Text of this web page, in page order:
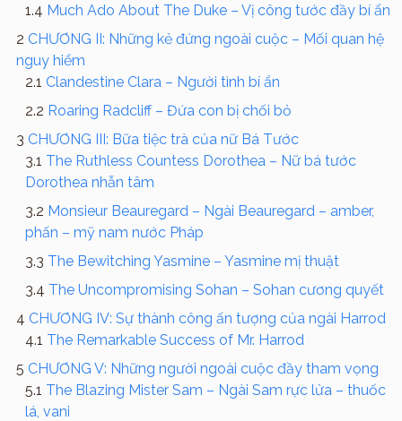
Much Ado About The Duke – Vị công tước đầy bí ẩn
CHƯƠNG II: Những kẻ đứng ngoài cuộc – Mối quan hệ
nguy hiểm
Clandestine Clara – Người tình bí ẩn
Roaring Radcliff – Đứa con bị chối bỏ
CHƯƠNG III: Bữa tiệc trà của nữ Bá Tước
The Ruthless Countess Dorothea – Nữ bá tước
Dorothea nhẫn tâm
Monsieur Beauregard – Ngài Beauregard – amber,
phấn – mỹ nam nước Pháp
The Bewitching Yasmine – Yasmine mị thuật
The Uncompromising Sohan – Sohan cương quyết
CHƯƠNG IV: Sự thành công ấn tượng của ngài Harrod
The Remarkable Success of Mr. Harrod
CHƯƠNG V: Những người ngoài cuộc đầy tham vọng
The Blazing Mister Sam – Ngài Sam rực lửa – thuốc
lá, vani